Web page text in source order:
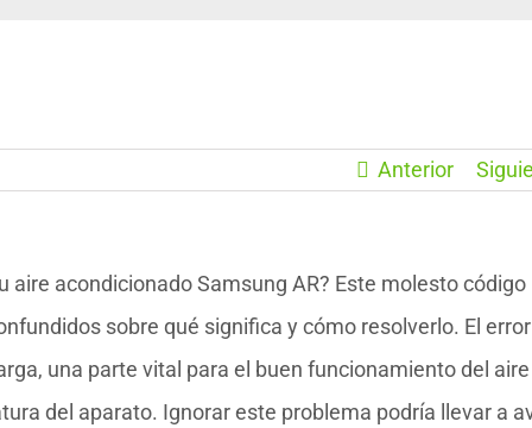
Anterior
acondicionado Samsung AR? Este molesto código
sobre qué significa y cómo resolverlo. El
una parte vital para el buen funcionamiento del aire
del aparato. Ignorar este problema podría llevar a